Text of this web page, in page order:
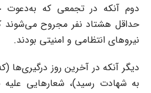
دوم آنکه در تجمعی که
نیروهای انتظامی و امنیتی بودند.
دیگر آنکه در آخرین روز درگیری‌ها
به شهادت رسید)، شعارهایی